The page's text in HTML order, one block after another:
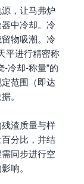
，让马弗炉
中冷却。冷
物吸潮。冷
平进行精密称
-冷却-称量”的
范围（即达
。
渣质量与样
分比，并结
同步进行空
响。